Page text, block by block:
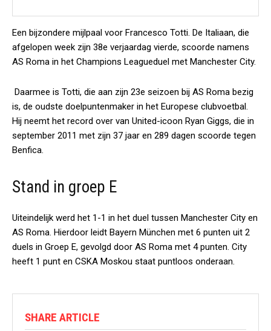
Een bijzondere mijlpaal voor Francesco Totti. De Italiaan, die
afgelopen week zijn 38e verjaardag vierde, scoorde namens
AS Roma in het Champions Leagueduel met Manchester City.
Daarmee is Totti, die aan zijn 23e seizoen bij AS Roma bezig
is, de oudste doelpuntenmaker in het Europese clubvoetbal.
Hij neemt het record over van United-icoon Ryan Giggs, die in
september 2011 met zijn 37 jaar en 289 dagen scoorde tegen
Benfica.
Stand in groep E
Uiteindelijk werd het 1-1 in het duel tussen Manchester City en
AS Roma. Hierdoor leidt Bayern München met 6 punten uit 2
duels in Groep E, gevolgd door AS Roma met 4 punten. City
heeft 1 punt en CSKA Moskou staat puntloos onderaan.
SHARE ARTICLE